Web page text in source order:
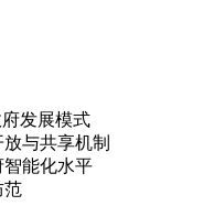
发展模式
与共享机制
智能化水平
范